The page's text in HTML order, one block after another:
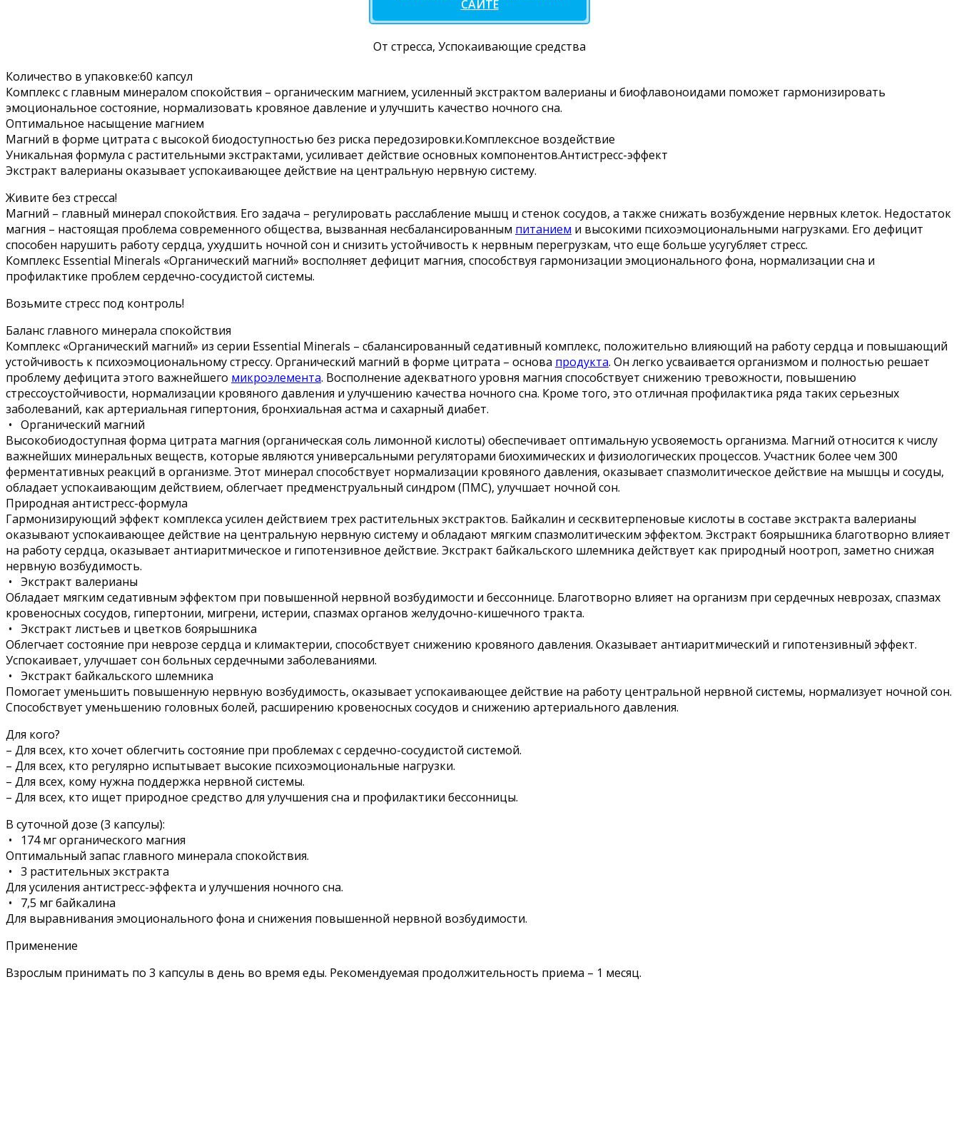
САЙТЕ
От стресса, Успокаивающие средства
Количество в упаковке:60 капсул
Комплекс с главным минералом спокойствия – органическим магнием, усиленный экстрактом валерианы и биофлавоноидами поможет гармонизировать
эмоциональное состояние, нормализовать кровяное давление и улучшить качество ночного сна.
Оптимальное насыщение магнием
Магний в форме цитрата с высокой биодоступностью без риска передозировки.Комплексное воздействие
Уникальная формула с растительными экстрактами, усиливает действие основных компонентов.Антистресс-эффект
Экстракт валерианы оказывает успокаивающее действие на центральную нервную систему.
Живите без стресса!
Магний – главный минерал спокойствия. Его задача – регулировать расслабление мышц и стенок сосудов, а также снижать возбуждение нервных клеток. Недостаток
магния – настоящая проблема современного общества, вызванная несбалансированным питанием и высокими психоэмоциональными нагрузками. Его дефицит
способен нарушить работу сердца, ухудшить ночной сон и снизить устойчивость к нервным перегрузкам, что еще больше усугубляет стресс.
Комплекс Essential Minerals «Органический магний» восполняет дефицит магния, способствуя гармонизации эмоционального фона, нормализации сна и
профилактике проблем сердечно-сосудистой системы.
Возьмите стресс под контроль!
Баланс главного минерала спокойствия
Комплекс «Органический магний» из серии Essential Minerals – сбалансированный седативный комплекс, положительно влияющий на работу сердца и повышающий
устойчивость к психоэмоциональному стрессу. Органический магний в форме цитрата – основа продукта. Он легко усваивается организмом и полностью решает
проблему дефицита этого важнейшего микроэлемента. Восполнение адекватного уровня магния способствует снижению тревожности, повышению
стрессоустойчивости, нормализации кровяного давления и улучшению качества ночного сна. Кроме того, это отличная профилактика ряда таких серьезных
заболеваний, как артериальная гипертония, бронхиальная астма и сахарный диабет.
• Органический магний
Высокобиодоступная форма цитрата магния (органическая соль лимонной кислоты) обеспечивает оптимальную усвояемость организма. Магний относится к числу
важнейших минеральных веществ, которые являются универсальными регуляторами биохимических и физиологических процессов. Участник более чем 300
ферментативных реакций в организме. Этот минерал способствует нормализации кровяного давления, оказывает спазмолитическое действие на мышцы и сосуды,
обладает успокаивающим действием, облегчает предменструальный синдром (ПМС), улучшает ночной сон.
Природная антистресс-формула
Гармонизирующий эффект комплекса усилен действием трех растительных экстрактов. Байкалин и сесквитерпеновые кислоты в составе экстракта валерианы
оказывают успокаивающее действие на центральную нервную систему и обладают мягким спазмолитическим эффектом. Экстракт боярышника благотворно влияет
на работу сердца, оказывает антиаритмическое и гипотензивное действие. Экстракт байкальского шлемника действует как природный ноотроп, заметно снижая
нервную возбудимость.
• Экстракт валерианы
Обладает мягким седативным эффектом при повышенной нервной возбудимости и бессоннице. Благотворно влияет на организм при сердечных неврозах, спазмах
кровеносных сосудов, гипертонии, мигрени, истерии, спазмах органов желудочно-кишечного тракта.
• Экстракт листьев и цветков боярышника
Облегчает состояние при неврозе сердца и климактерии, способствует снижению кровяного давления. Оказывает антиаритмический и гипотензивный эффект.
Успокаивает, улучшает сон больных сердечными заболеваниями.
• Экстракт байкальского шлемника
Помогает уменьшить повышенную нервную возбудимость, оказывает успокаивающее действие на работу центральной нервной системы, нормализует ночной сон.
Способствует уменьшению головных болей, расширению кровеносных сосудов и снижению артериального давления.
Для кого?
– Для всех, кто хочет облегчить состояние при проблемах с сердечно-сосудистой системой.
– Для всех, кто регулярно испытывает высокие психоэмоциональные нагрузки.
– Для всех, кому нужна поддержка нервной системы.
– Для всех, кто ищет природное средство для улучшения сна и профилактики бессонницы.
В суточной дозе (3 капсулы):
• 174 мг органического магния
Оптимальный запас главного минерала спокойствия.
• 3 растительных экстракта
Для усиления антистресс-эффекта и улучшения ночного сна.
• 7,5 мг байкалина
Для выравнивания эмоционального фона и снижения повышенной нервной возбудимости.
Применение
Взрослым принимать по 3 капсулы в день во время еды. Рекомендуемая продолжительность приема – 1 месяц.